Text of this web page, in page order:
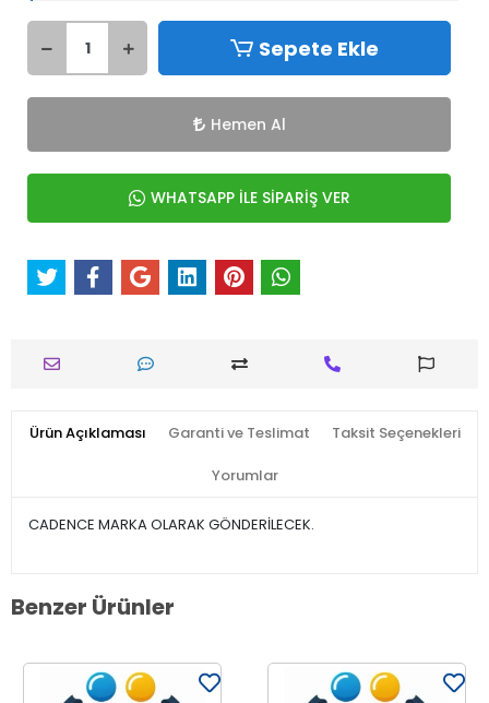
Sepete Ekle
Hemen Al
WHATSAPP İLE SİPARİŞ VER
Ürün Açıklaması Garanti ve Teslimat Taksit Seçenekleri
Yorumlar
CADENCE MARKA OLARAK GÖNDERİLECEK.
Benzer Ürünler